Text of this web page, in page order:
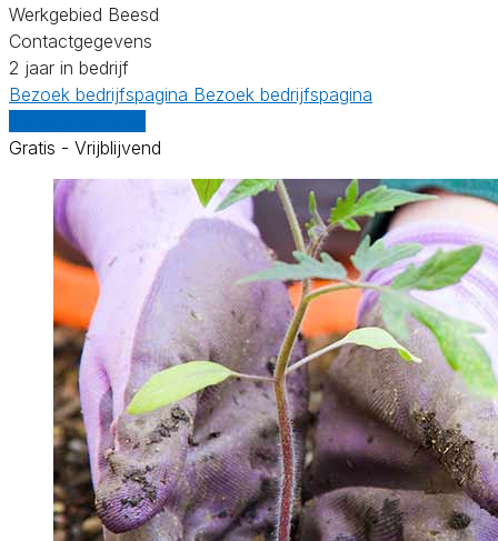
Werkgebied Beesd
Contactgegevens
2 jaar in bedrijf
Bezoek bedrijfspagina Bezoek bedrijfspagina
Gratis - Vrijblijvend